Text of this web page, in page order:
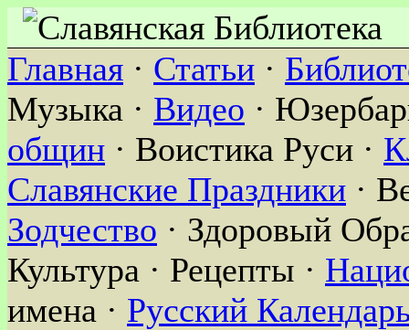
Главная · Статьи ·
Музыка · Видео ·
общин · Воистика Руси ·
Славянские Праздники ·
Зодчество · Здоровый
Культура · Рецепты ·
имена · Русский